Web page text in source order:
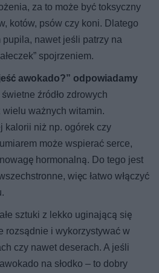
za to może być toksyczny
kotów, psów czy koni. Dlatego
nawet jeśli patrzy na
spojrzeniem.
awokado?” odpowiadamy
źródło zdrowych
wielu ważnych witamin.
kalorii niż np. ogórek czy
może wspierać serce,
hormonalną. Do tego jest
więc łatwo włączyć
sztuki z lekko uginającą się
rozsądnie i wykorzystywać w
czy nawet deserach. A jeśli
na słodko – to dobry